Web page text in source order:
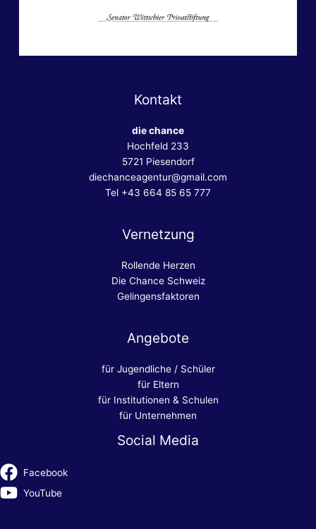
Kontakt
die chance
Hochfeld 233
5721 Piesendorf
diechanceagentur@gmail.com
Tel +43 664 85 65 777
Vernetzung
Rollende Herzen
Die Chance Schweiz
Gelingensfaktoren
Angebote
für Jugendliche / Schüler
für Eltern
für Institutionen & Schulen
für Unternehmen
Social Media
Facebook
YouTube